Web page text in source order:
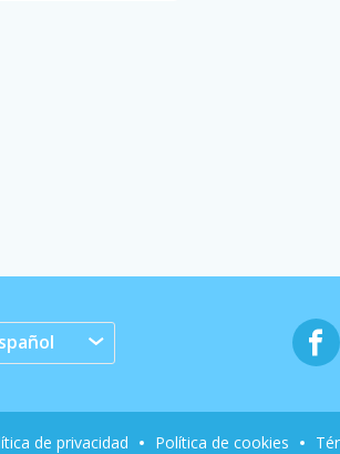
de privacidad Política de cookies